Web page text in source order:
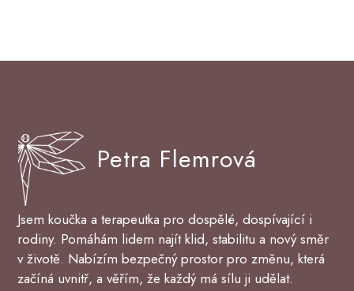
Petra Flemrová
Jsem koučka a terapeutka pro dospělé, dospívající i
rodiny. Pomáhám lidem najít klid, stabilitu a nový směr
v životě. Nabízím bezpečný prostor pro změnu, která
začíná uvnitř, a věřím, že každý má sílu ji udělat.